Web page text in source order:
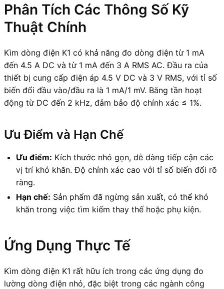
Phân Tích Các Thông Số Kỹ
Thuật Chính
Kìm dòng điện K1 có khả năng đo dòng điện từ 1 mA
đến 4.5 A DC và từ 1 mA đến 3 A RMS AC. Đầu ra của
thiết bị cung cấp điện áp 4.5 V DC và 3 V RMS, với tỉ số
biến đổi đầu vào/đầu ra là 1 mA/1 mV. Băng tần hoạt
động từ DC đến 2 kHz, đảm bảo độ chính xác ≤ 1%.
Ưu Điểm và Hạn Chế
Ưu điểm: Kích thước nhỏ gọn, dễ dàng tiếp cận các
vị trí khó khăn. Độ chính xác cao với tỉ số biến đổi rõ
ràng.
Hạn chế: Sản phẩm đã ngừng sản xuất, có thể khó
khăn trong việc tìm kiếm thay thế hoặc phụ kiện.
Ứng Dụng Thực Tế
Kìm dòng điện K1 rất hữu ích trong các ứng dụng đo
lường dòng điện nhỏ, đặc biệt trong các ngành công